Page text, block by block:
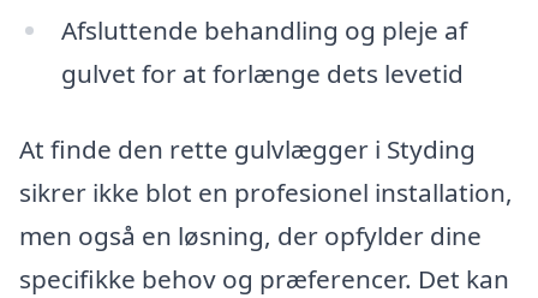
Afsluttende behandling og pleje af
gulvet for at forlænge dets levetid
At finde den rette gulvlægger i Styding
sikrer ikke blot en profesionel installation,
men også en løsning, der opfylder dine
specifikke behov og præferencer. Det kan